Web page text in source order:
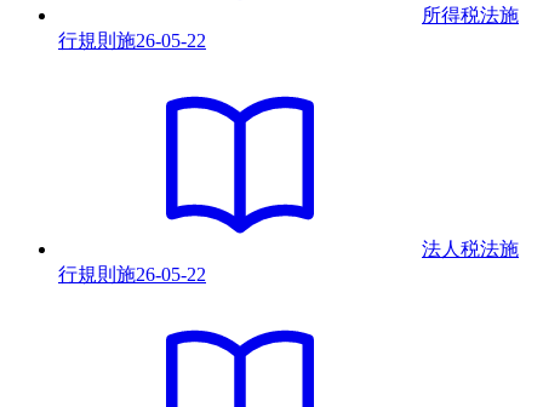
所得税法施
行規則 施26-05-22
法人税法施
行規則 施26-05-22